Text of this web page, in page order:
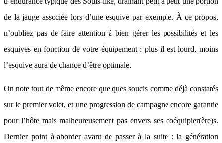
de la jauge associée lors d’une esquive par exemple. À ce propos,
n’oubliez pas de faire attention à bien gérer les possibilités et les
esquives en fonction de votre équipement : plus il est lourd, moins
l’esquive aura de chance d’être optimale.
On note tout de même encore quelques soucis comme déjà constatés
sur le premier volet, et une progression de campagne encore garantie
pour l’hôte mais malheureusement pas envers ses coéquipier(ère)s.
Dernier point à aborder avant de passer à la suite : la génération